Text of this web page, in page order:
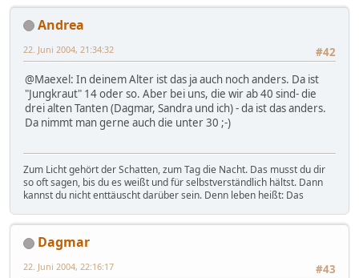
Andrea
#42
22. Juni 2004, 21:34:32
@Maexel: In deinem Alter ist das ja auch noch anders. Da ist
"Jungkraut" 14 oder so. Aber bei uns, die wir ab 40 sind- die
drei alten Tanten (Dagmar, Sandra und ich) - da ist das anders.
Da nimmt man gerne auch die unter 30 ;-)
Zum Licht gehört der Schatten, zum Tag die Nacht. Das musst du dir
so oft sagen, bis du es weißt und für selbstverständlich hältst. Dann
kannst du nicht enttäuscht darüber sein. Denn leben heißt: Das
Dagmar
#43
22. Juni 2004, 22:16:17